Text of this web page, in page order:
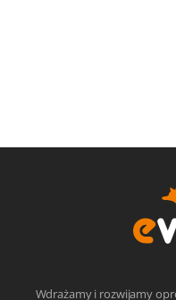
Wdrażamy i rozwijamy